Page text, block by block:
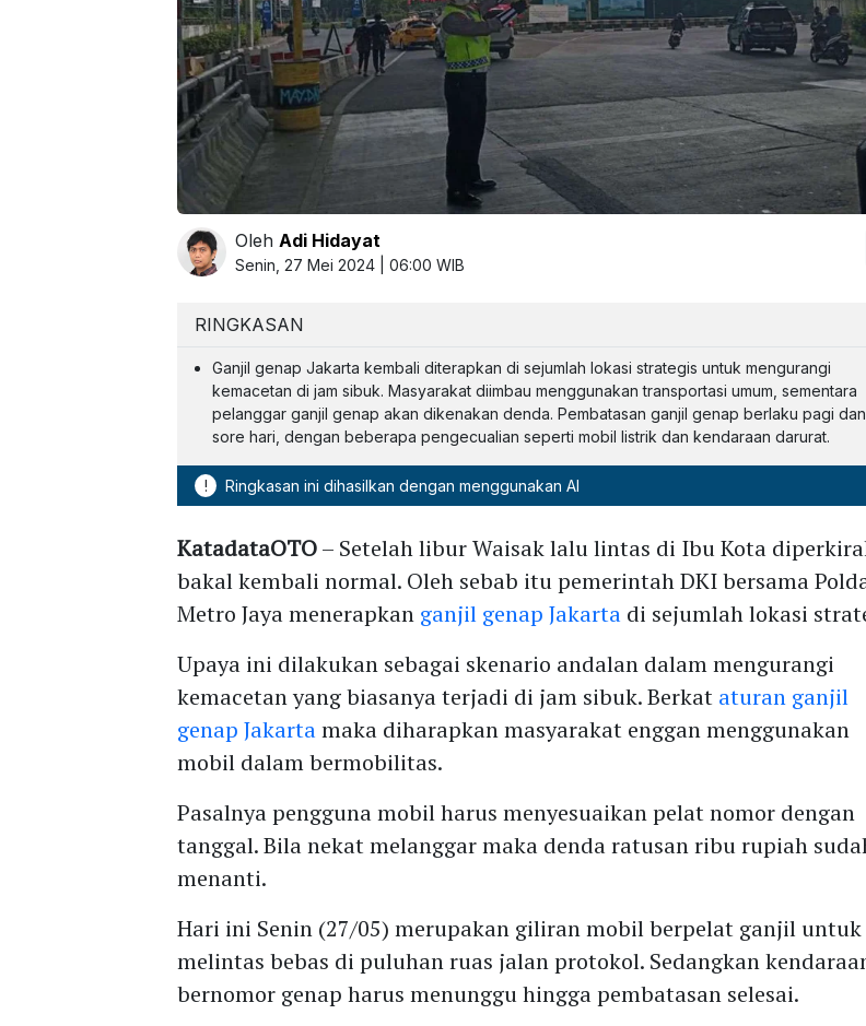
Oleh Adi Hidayat
Senin, 27 Mei 2024 | 06:00 WIB
RINGKASAN
Ganjil genap Jakarta kembali diterapkan di sejumlah lokasi strategis untuk mengurangi
kemacetan di jam sibuk. Masyarakat diimbau menggunakan transportasi umum, sementara
pelanggar ganjil genap akan dikenakan denda. Pembatasan ganjil genap berlaku pagi dan
sore hari, dengan beberapa pengecualian seperti mobil listrik dan kendaraan darurat.
! Ringkasan ini dihasilkan dengan menggunakan AI
KatadataOTO– Setelah libur Waisak lalu lintas di Ibu Kota
bakal kembali normal. Oleh sebab itu pemerintah DKI bersama
Metro Jaya menerapkan ganjil genap Jakarta di sejumlah lokasi
Upaya ini dilakukan sebagai skenario andalan dalam mengurangi
kemacetan yang biasanya terjadi di jam sibuk. Berkat aturan ganjil
genap Jakartamaka diharapkan masyarakat enggan menggunakan
mobil dalam bermobilitas.
Pasalnya pengguna mobil harus menyesuaikan pelat nomor dengan
tanggal. Bila nekat melanggar maka denda ratusan ribu rupiah
menanti.
Hari ini Senin (27/05) merupakan giliran mobil berpelat ganjil untuk
melintas bebas di puluhan ruas jalan protokol. Sedangkan
bernomor genap harus menunggu hingga pembatasan selesai.